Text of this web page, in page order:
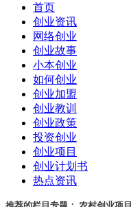
首页
创业资讯
网络创业
创业故事
小本创业
如何创业
创业加盟
创业教训
创业政策
投资创业
创业项目
创业计划书
热点资讯